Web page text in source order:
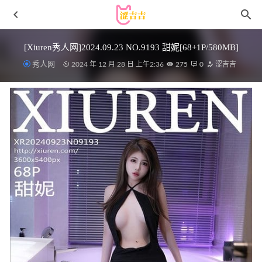
[Xiuren秀人网]2024.09.23 NO.9193 甜妮[68+1P/580MB]
秀人网 2024 年 12 月 28 日 上午2:36 275 0 涩吉吉
起司块wii – NO.039 夜兰自拍[54P-433MB] 2025-08-01
雨波_HaneAme – NO.297 Original Sinful Nun YD Devil
Xˊmas(圣诞节 – 恶魔修女)[29P-160M] 2025-04-18
[Xiuren秀人网]2024.01.30 NO.8038 谭小灵[80+1P／803MB]
2024-07-13
云溪溪 – NO.86 奶桃 狗狗5.0 [81P3V-924M] 2024-04-07